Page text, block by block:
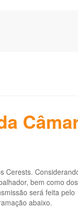
Cerests.
bem como
será feita pelo
abaixo.